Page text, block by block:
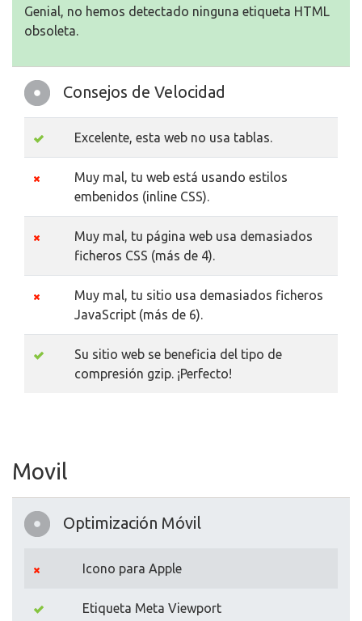
Genial, no hemos detectado ninguna etiqueta HTML
obsoleta.
Consejos de Velocidad
Excelente, esta web no usa tablas.
Muy mal, tu web está usando estilos
embenidos (inline CSS).
Muy mal, tu página web usa demasiados
ficheros CSS (más de 4).
Muy mal, tu sitio usa demasiados ficheros
JavaScript (más de 6).
Su sitio web se beneficia del tipo de
compresión gzip. ¡Perfecto!
Movil
Optimización Móvil
Icono para Apple
Etiqueta Meta Viewport